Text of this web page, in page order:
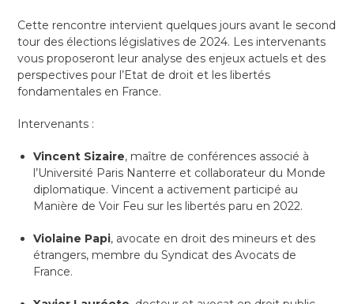
Cette rencontre intervient quelques jours avant le second
tour des élections législatives de 2024. Les intervenants
vous proposeront leur analyse des enjeux actuels et des
perspectives pour l’Etat de droit et les libertés
fondamentales en France.
Intervenants :
Vincent Sizaire, maître de conférences associé à
l’Université Paris Nanterre et collaborateur du Monde
diplomatique. Vincent a activement participé au
Manière de Voir Feu sur les libertés paru en 2022.
Violaine Papi, avocate en droit des mineurs et des
étrangers, membre du Syndicat des Avocats de
France.